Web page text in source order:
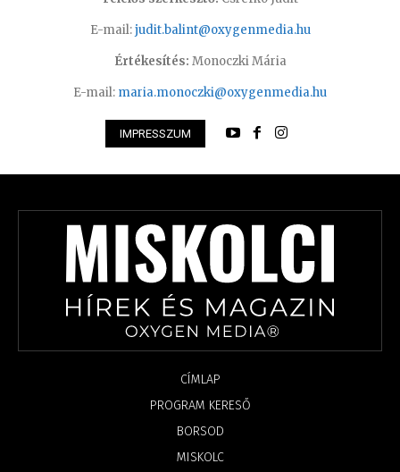
E-mail:judit.balint@oxygenmedia.hu
Értékesítés: Monoczki Mária
E-mail: maria.monoczki@oxygenmedia.hu
IMPRESSZUM
CÍMLAP
PROGRAM KERESŐ
BORSOD
MISKOLC